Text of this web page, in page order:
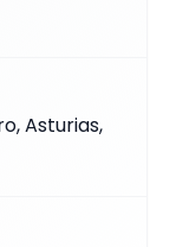
Asturias,